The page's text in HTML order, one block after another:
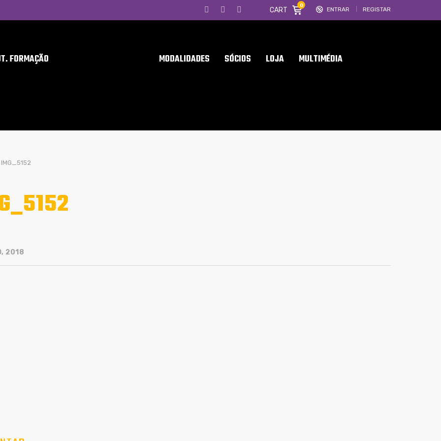
ENTRAR REGISTAR
CART
0
FORMAÇÃO MODALIDADES SÓCIOS LOJA MULTIMÉDIA
IMG_5152
2018